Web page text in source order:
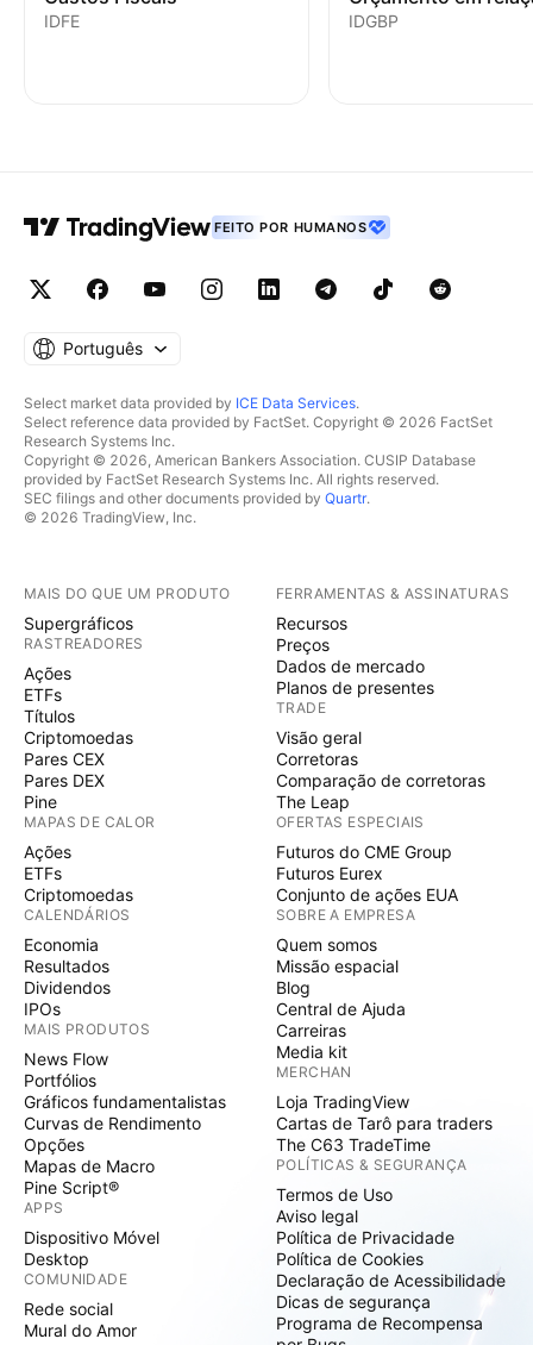
IDFE IDGBP
FEITO POR HUMANOS
Português
Select market data provided by ICE Data Services.
Select reference data provided by FactSet. Copyright © 2026 FactSet
Research Systems Inc.
Copyright © 2026, American Bankers Association. CUSIP Database
provided by FactSet Research Systems Inc. All rights reserved.
SEC filings and other documents provided by Quartr.
© 2026 TradingView, Inc.
MAIS DO QUE UM PRODUTO
Supergráficos
RASTREADORES
Ações
ETFs
Títulos
Criptomoedas
Pares CEX
Pares DEX
Pine
MAPAS DE CALOR
Ações
ETFs
Criptomoedas
CALENDÁRIOS
Economia
Resultados
Dividendos
IPOs
MAIS PRODUTOS
News Flow
Portfólios
Gráficos fundamentalistas
Curvas de Rendimento
Opções
Mapas de Macro
Pine Script®
APPS
Dispositivo Móvel
Desktop
COMUNIDADE
Rede social
Mural do Amor
FERRAMENTAS & ASSINATURAS
Recursos
Preços
Dados de mercado
Planos de presentes
TRADE
Visão geral
Corretoras
Comparação de corretoras
The Leap
OFERTAS ESPECIAIS
Futuros do CME Group
Futuros Eurex
Conjunto de ações EUA
SOBRE A EMPRESA
Quem somos
Missão espacial
Blog
Central de Ajuda
Carreiras
Media kit
MERCHAN
Loja TradingView
Cartas de Tarô para traders
The C63 TradeTime
POLÍTICAS & SEGURANÇA
Termos de Uso
Aviso legal
Política de Privacidade
Política de Cookies
Declaração de Acessibilidade
Dicas de segurança
Programa de Recompensa